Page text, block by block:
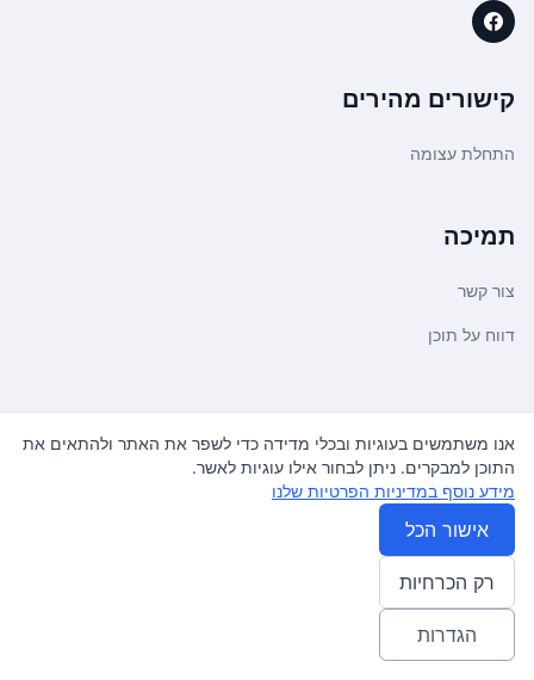
קישורים מהירים
התחלת עצומה
תמיכה
צור קשר
דווח על תוכן
משפטי ועדכונים
מדיניות פרטיות
תנאי שימוש
© 2026 עצומה. כל הזכויות שמורות.
אנו משתמשים בעוגיות ובכלי מדידה כדי לשפר את האתר ולהתאים את
התוכן למבקרים. ניתן לבחור אילו עוגיות לאשר.
מידע נוסף במדיניות הפרטיות שלנו
אישור הכל
רק הכרחיות
הגדרות